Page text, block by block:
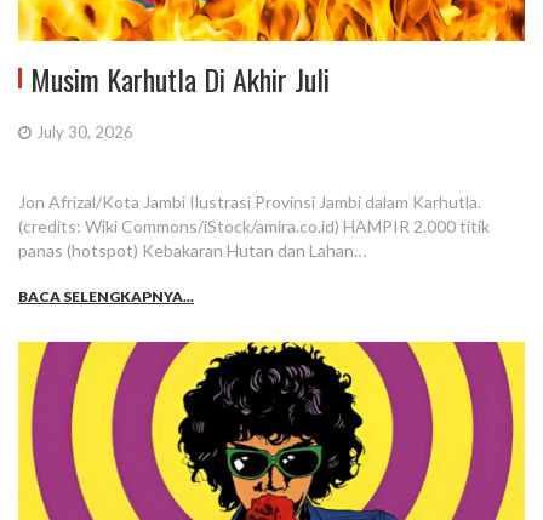
Musim Karhutla Di Akhir Juli
July 30, 2026
Jon Afrizal/Kota Jambi Ilustrasi Provinsi Jambi dalam Karhutla.
(credits: Wiki Commons/iStock/amira.co.id) HAMPIR 2.000 titik
panas (hotspot) Kebakaran Hutan dan Lahan…
BACA SELENGKAPNYA...